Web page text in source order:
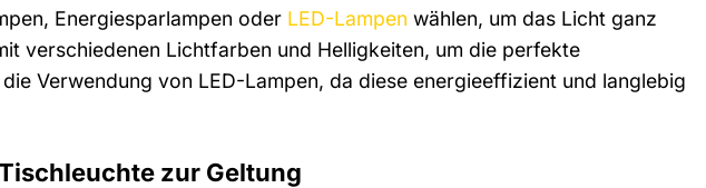
Energiesparlampen oder LED-Lampen wählen, um das Licht ganz
verschiedenen Lichtfarben und Helligkeiten, um die perfekte
Verwendung von LED-Lampen, da diese energieeffizient und langlebig
zur Geltung